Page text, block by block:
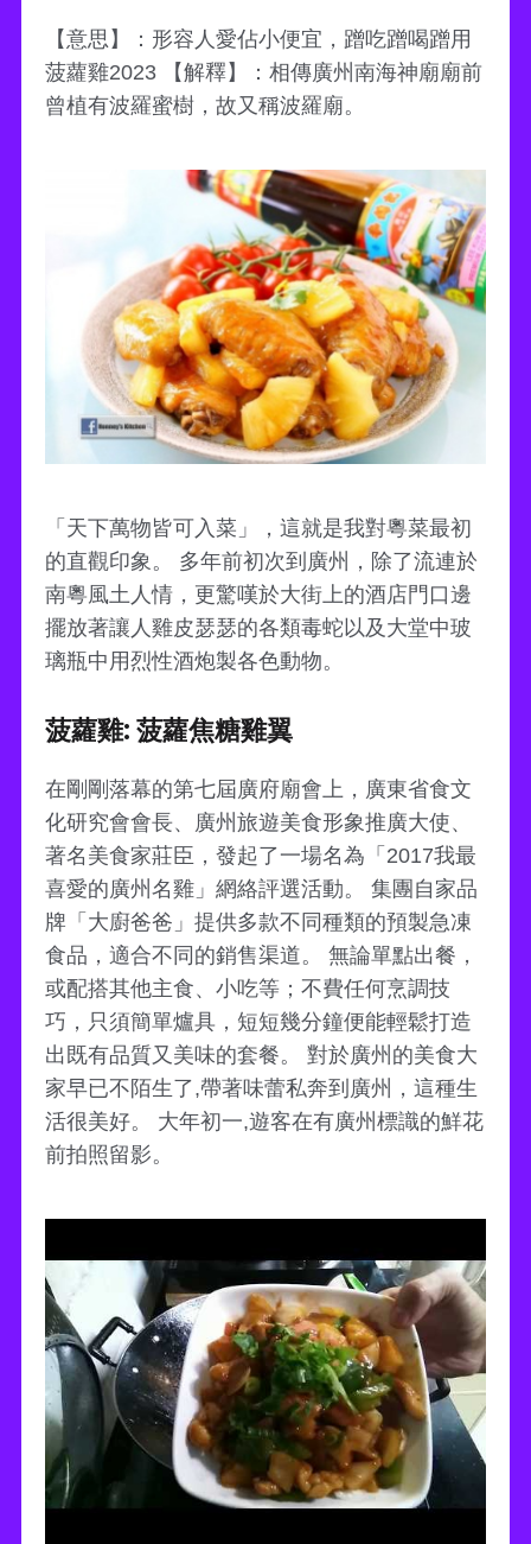
【意思】：形容人愛佔小便宜，蹭吃蹭喝蹭用
菠蘿雞2023 【解釋】：相傳廣州南海神廟廟前
曾植有波羅蜜樹，故又稱波羅廟。
「天下萬物皆可入菜」，這就是我對粵菜最初
的直觀印象。 多年前初次到廣州，除了流連於
南粵風土人情，更驚嘆於大街上的酒店門口邊
擺放著讓人雞皮瑟瑟的各類毒蛇以及大堂中玻
璃瓶中用烈性酒炮製各色動物。
菠蘿雞: 菠蘿焦糖雞翼
在剛剛落幕的第七屆廣府廟會上，廣東省食文
化研究會會長、廣州旅遊美食形象推廣大使、
著名美食家莊臣，發起了一場名為「2017我最
喜愛的廣州名雞」網絡評選活動。 集團自家品
牌「大廚爸爸」提供多款不同種類的預製急凍
食品，適合不同的銷售渠道。 無論單點出餐，
或配搭其他主食、小吃等；不費任何烹調技
巧，只須簡單爐具，短短幾分鐘便能輕鬆打造
出既有品質又美味的套餐。 對於廣州的美食大
家早已不陌生了,帶著味蕾私奔到廣州，這種生
活很美好。 大年初一,遊客在有廣州標識的鮮花
前拍照留影。